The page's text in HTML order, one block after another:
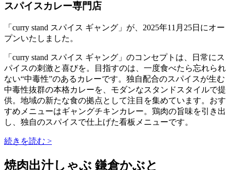
スパイスカレー専門店
「curry stand スパイス ギャング」が、2025年11月25日にオー
プンいたしました。
「curry stand スパイス ギャング」のコンセプトは、日常にス
パイスの刺激と喜びを。目指すのは、一度食べたら忘れられ
ない“中毒性”のあるカレーです。独自配合のスパイスが生む
中毒性抜群の本格カレーを、モダンなスタンドスタイルで提
供。地域の新たな食の拠点として注目を集めています。おす
すめメニューはギャングチキンカレー。鶏肉の旨味を引き出
し、独自のスパイスで仕上げた看板メニューです。
続きを読む >
焼肉出汁しゃぶ 鎌倉かぶと